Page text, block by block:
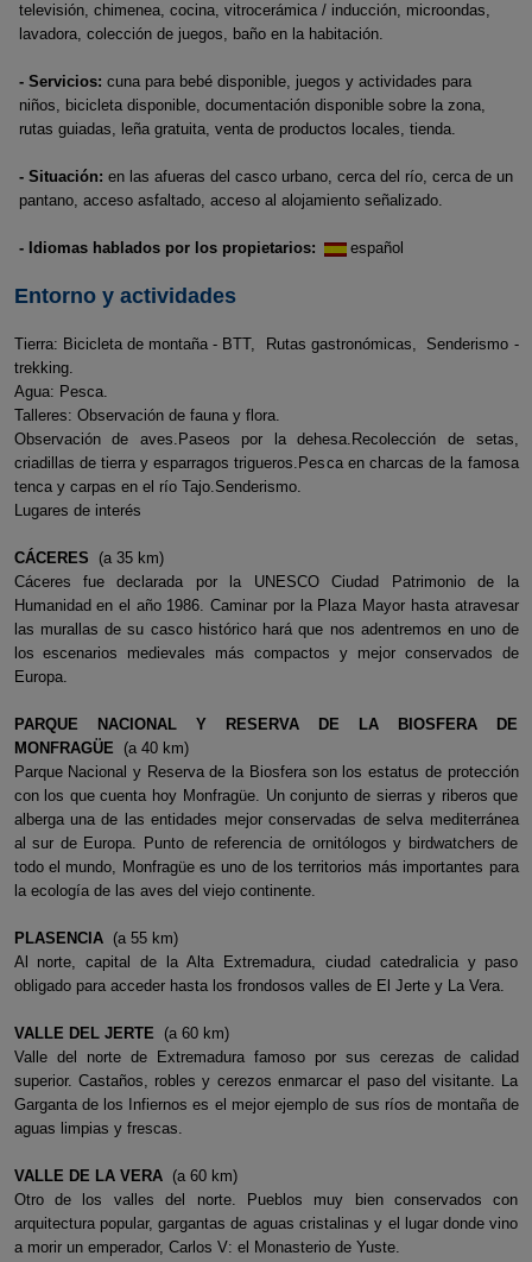
televisión, chimenea, cocina, vitrocerámica / inducción, microondas,
lavadora, colección de juegos, baño en la habitación.
- Servicios: cuna para bebé disponible, juegos y actividades para
niños, bicicleta disponible, documentación disponible sobre la zona,
rutas guiadas, leña gratuita, venta de productos locales, tienda.
- Situación: en las afueras del casco urbano, cerca del río, cerca de un
pantano, acceso asfaltado, acceso al alojamiento señalizado.
- Idiomas hablados por los propietarios: español
Entorno y actividades
Tierra: Bicicleta de montaña - BTT, Rutas gastronómicas, Senderismo -
trekking.
Agua: Pesca.
Talleres: Observación de fauna y flora.
Observación de aves.Paseos por la dehesa.Recolección de setas,
criadillas de tierra y esparragos trigueros.Pesca en charcas de la famosa
tenca y carpas en el río Tajo.Senderismo.
Lugares de interés
CÁCERES (a 35 km)
Cáceres fue declarada por la UNESCO Ciudad Patrimonio de la
Humanidad en el año 1986. Caminar por la Plaza Mayor hasta atravesar
las murallas de su casco histórico hará que nos adentremos en uno de
los escenarios medievales más compactos y mejor conservados de
Europa.
PARQUE NACIONAL Y RESERVA DE LA BIOSFERA DE
MONFRAGÜE (a 40 km)
Parque Nacional y Reserva de la Biosfera son los estatus de protección
con los que cuenta hoy Monfragüe. Un conjunto de sierras y riberos que
alberga una de las entidades mejor conservadas de selva mediterránea
al sur de Europa. Punto de referencia de ornitólogos y birdwatchers de
todo el mundo, Monfragüe es uno de los territorios más importantes para
la ecología de las aves del viejo continente.
PLASENCIA(a 55 km)
Al norte, capital de la Alta Extremadura, ciudad catedralicia y paso
obligado para acceder hasta los frondosos valles de El Jerte y La Vera.
VALLE DEL JERTE (a 60 km)
Valle del norte de Extremadura famoso por sus cerezas de calidad
superior. Castaños, robles y cerezos enmarcar el paso del visitante. La
Garganta de los Infiernos es el mejor ejemplo de sus ríos de montaña de
aguas limpias y frescas.
VALLE DE LA VERA(a 60 km)
Otro de los valles del norte. Pueblos muy bien conservados con
arquitectura popular, gargantas de aguas cristalinas y el lugar donde vino
a morir un emperador, Carlos V: el Monasterio de Yuste.